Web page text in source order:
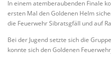
In einem atemberaubenden Finale
ersten Mal den Goldenen Helm
die Feuerwehr Sibratsgfäll und auf
Bei der Jugend setzte sich die Gruppe
konnte sich den Goldenen